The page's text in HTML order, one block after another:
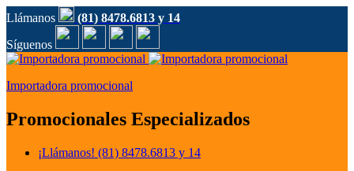
Llámanos
(81) 8478.6813 y 14
Síguenos
Importadora promocional
Promocionales Especializados
¡Llámanos! (81) 8478.6813 y 14